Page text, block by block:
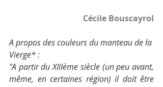
Cécile Bouscayrol
A propos des couleurs du manteau de la
Vierge* :
"A partir du XIIIème siècle (un peu avant,
même, en certaines région) il doit être